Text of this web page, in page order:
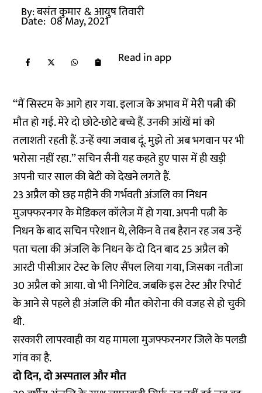
By:बसंत कुमार& आयुष तिवारी
Date: 08 May, 2021
Read in app
‘‘मैं सिस्टम के आगे हार गया. इलाज के अभाव में मेरी पत्नी की
मौत हो गई. मेरे दो छोटे-छोटे बच्चे हैं. उनकी आंखें मां को
तलाशती रहती हैं. उन्हें क्या जवाब दूं. मुझे तो अब भगवान पर भी
भरोसा नहीं रहा.’’ सचिन सैनी यह कहते हुए पास में ही खड़ी
अपनी चार साल की बेटी को देखने लगते हैं.
23 अप्रैल को छह महीने की गर्भवती अंजलि का निधन
मुजफ्फरनगर के मेडिकल कॉलेज में हो गया. अपनी पत्नी के
निधन के बाद सचिन परेशान थे, लेकिन वे तब हैरान रह जब उन्हें
पता चला की अंजलि के निधन के दो दिन बाद 25 अप्रैल को
आरटी पीसीआर टेस्ट के लिए सैंपल लिया गया, जिसका नतीजा
30 अप्रैल को आया. वो भी निगेटिव. जबकि इस टेस्ट और रिपोर्ट
के आने से पहले ही अंजलि की मौत कोरोना की वजह से हो चुकी
थी.
सरकारी लापरवाही का यह मामला मुजफ्फरनगर जिले के पलडी
गांव का है.
दो दिन, दो अस्पताल और मौत